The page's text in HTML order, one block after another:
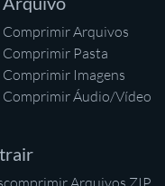
Comprimir Arquivos
Comprimir Pasta
Comprimir Imagens
Comprimir Áudio/Vídeo